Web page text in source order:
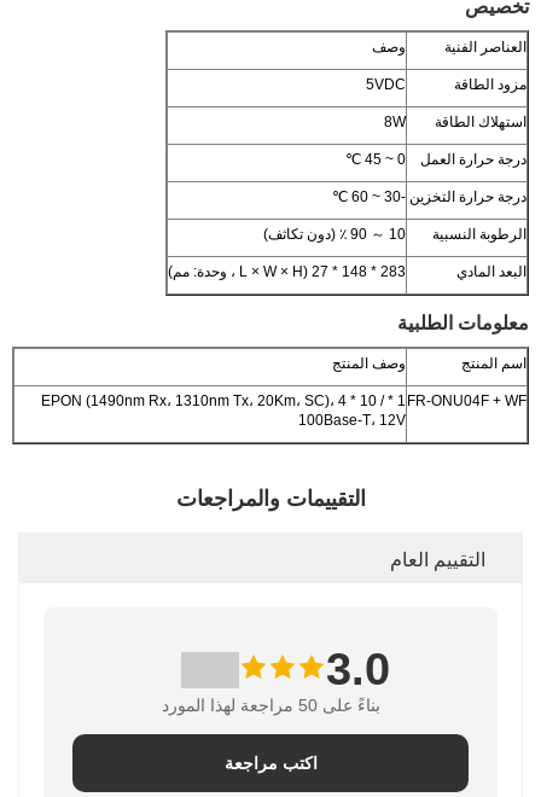
تخصيص
العناصر الفنية وصف
مزود الطاقة 5VDC
استهلاك الطاقة 8W
درجة حرارة العمل 0 ~ 45 ℃
درجة حرارة التخزين -30 ~ 60 ℃
الرطوبة النسبية 10 ～ 90 ٪ (دون تكاثف)
البعد المادي 283 * 148 * 27 (L × W × H ، وحدة: مم)
معلومات الطلبية
اسم المنتج وصف المنتج
FR-ONU04F + WF
1 * EPON (1490nm Rx، 1310nm Tx، 20Km، SC)، 4 * 10 /
100Base-T، 12V
التقييمات والمراجعات
التقييم العام
3.0
بناءً على 50 مراجعة لهذا المورد
اكتب مراجعة